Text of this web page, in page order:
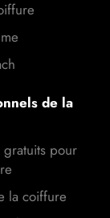
de la
gratuits pour
la coiffure